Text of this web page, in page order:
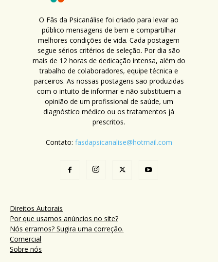
O Fãs da Psicanálise foi criado para levar ao
público mensagens de bem e compartilhar
melhores condições de vida. Cada postagem
segue sérios critérios de seleção. Por dia são
mais de 12 horas de dedicação intensa, além do
trabalho de colaboradores, equipe técnica e
parceiros. As nossas postagens são produzidas
com o intuito de informar e não substituem a
opinião de um profissional de saúde, um
diagnóstico médico ou os tratamentos já
prescritos.
Contato: fasdapsicanalise@hotmail.com
Direitos Autorais
Por que usamos anúncios no site?
Nós erramos? Sugira uma correção.
Comercial
Sobre nós